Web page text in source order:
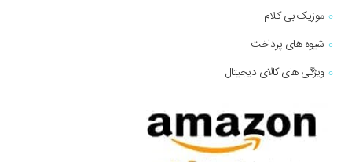
موزیک بی کلام
شیوه های پرداخت
ویژگی های کالای دیجیتال